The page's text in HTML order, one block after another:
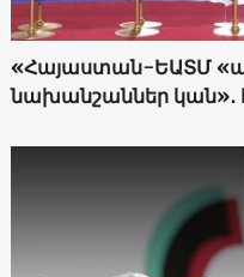
«Հայաստան-ԵԱՏՄ
նախանշաններ